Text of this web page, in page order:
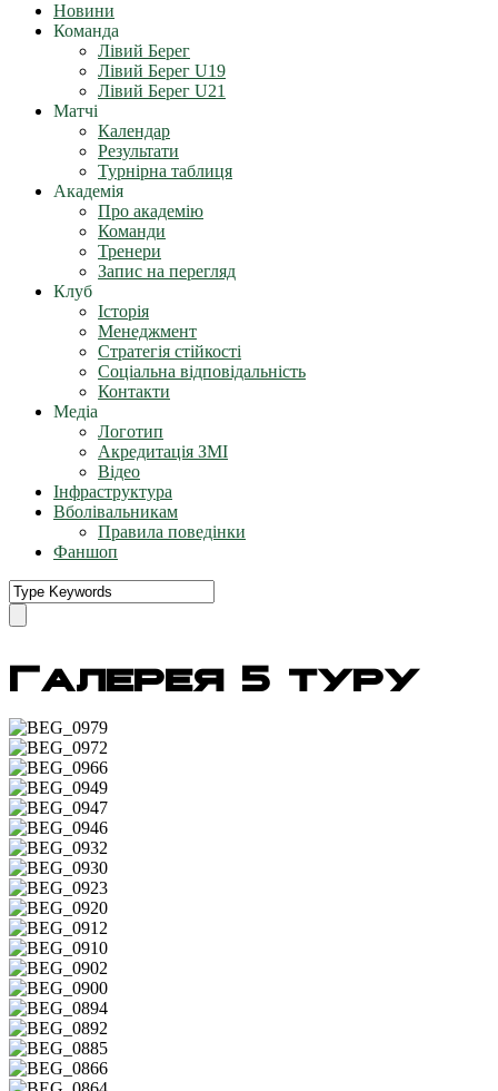
Новини
Команда
Лівий Берег
Лівий Берег U19
Лівий Берег U21
Матчі
Календар
Результати
Турнірна таблиця
Академія
Про академію
Команди
Тренери
Запис на перегляд
Клуб
Історія
Менеджмент
Стратегія стійкості
Соціальна відповідальність
Контакти
Медіа
Логотип
Акредитація ЗМІ
Відео
Інфраструктура
Вболівальникам
Правила поведінки
Фаншоп
Галерея 5 туру